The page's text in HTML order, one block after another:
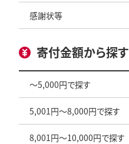
感謝状等
寄付金額から探す
～5,000円で探す
5,001円～8,000円で探す
8,001円～10,000円で探す